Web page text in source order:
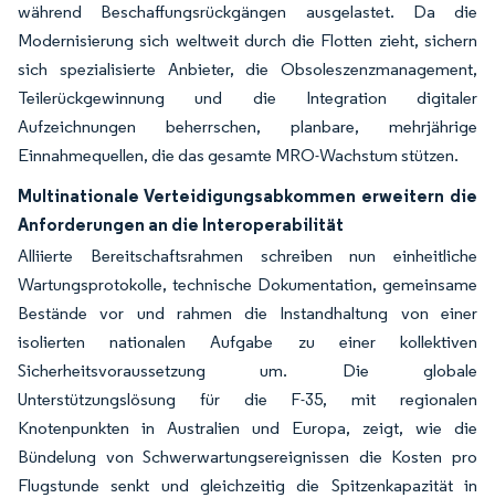
während Beschaffungsrückgängen ausgelastet. Da die
Modernisierung sich weltweit durch die Flotten zieht, sichern
sich spezialisierte Anbieter, die Obsoleszenzmanagement,
Teilerückgewinnung und die Integration digitaler
Aufzeichnungen beherrschen, planbare, mehrjährige
Einnahmequellen, die das gesamte MRO-Wachstum stützen.
Multinationale Verteidigungsabkommen erweitern die
Anforderungen an die Interoperabilität
Alliierte Bereitschaftsrahmen schreiben nun einheitliche
Wartungsprotokolle, technische Dokumentation, gemeinsame
Bestände vor und rahmen die Instandhaltung von einer
isolierten nationalen Aufgabe zu einer kollektiven
Sicherheitsvoraussetzung um. Die globale
Unterstützungslösung für die F-35, mit regionalen
Knotenpunkten in Australien und Europa, zeigt, wie die
Bündelung von Schwerwartungsereignissen die Kosten pro
Flugstunde senkt und gleichzeitig die Spitzenkapazität in